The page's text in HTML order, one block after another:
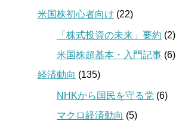
米国株初心者向け (22)
「株式投資の未来」要約 (2)
米国株超基本・入門記事 (6)
経済動向 (135)
NHKから国民を守る党 (6)
マクロ経済動向 (5)